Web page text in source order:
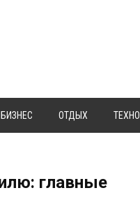
БИЗНЕС ОТДЫХ ТЕХНО
главные